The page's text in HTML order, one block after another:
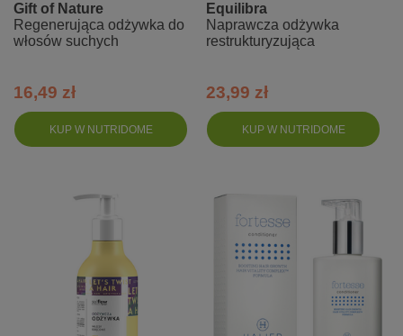
KUP W NUTRIDOME
Gift of Nature
Regenerująca odżywka do
włosów suchych
16,49 zł
KUP W NUTRIDOME
Equilibra
Naprawcza odżywka
restrukturyzująca
23,99 zł